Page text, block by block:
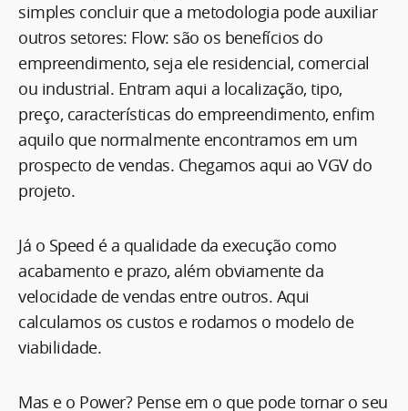
simples concluir que a metodologia pode auxiliar
outros setores: Flow: são os benefícios do
empreendimento, seja ele residencial, comercial
ou industrial. Entram aqui a localização, tipo,
preço, características do empreendimento, enfim
aquilo que normalmente encontramos em um
prospecto de vendas. Chegamos aqui ao VGV do
projeto.
Já o Speed é a qualidade da execução como
acabamento e prazo, além obviamente da
velocidade de vendas entre outros. Aqui
calculamos os custos e rodamos o modelo de
viabilidade.
Mas e o Power? Pense em o que pode tornar o seu